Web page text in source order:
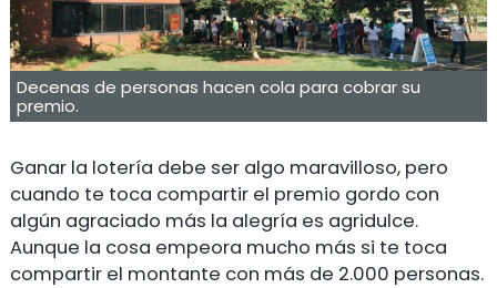
Decenas de personas hacen cola para cobrar su
premio.
Ganar la lotería debe ser algo maravilloso, pero
cuando te toca compartir el premio gordo con
algún agraciado más la alegría es agridulce.
Aunque la cosa empeora mucho más si te toca
compartir el montante con más de 2.000 personas.